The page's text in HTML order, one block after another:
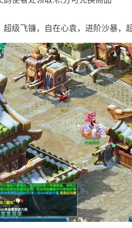
级飞镰，自在心袁，进阶沙暴，